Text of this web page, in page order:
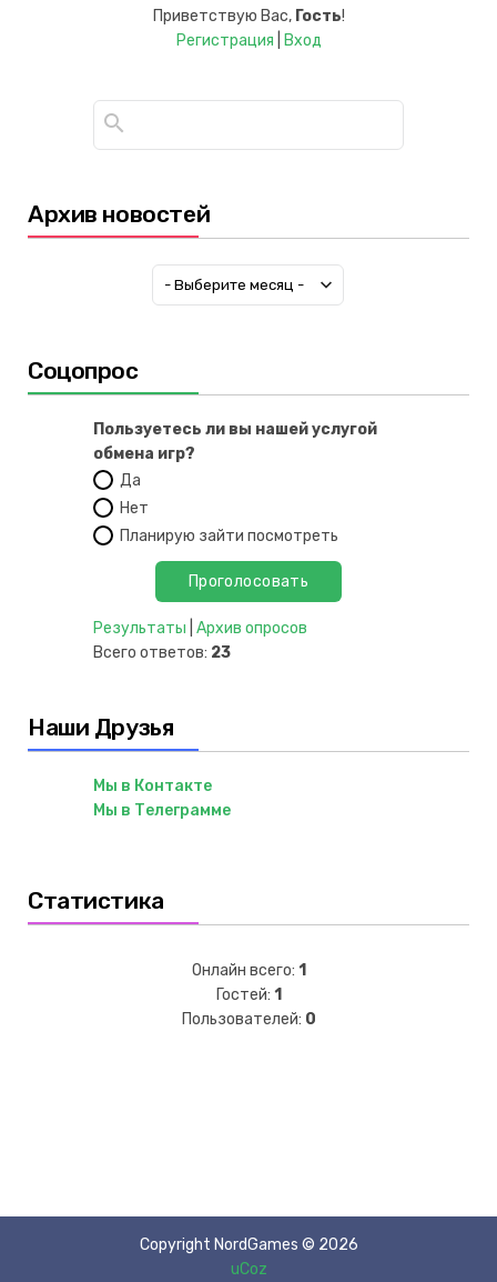
Приветствую Вас, Гость!
Регистрация
Вход
Архив новостей
Соцопрос
Пользуетесь ли вы нашей услугой
обмена игр?
Да
Нет
Планирую зайти посмотреть
Результаты Архив опросов
Всего ответов: 23
Наши Друзья
Мы в Контакте
Мы в Телеграмме
Статистика
Онлайн всего: 1
Гостей: 1
Пользователей: 0
Copyright NordGames © 2026
uCoz